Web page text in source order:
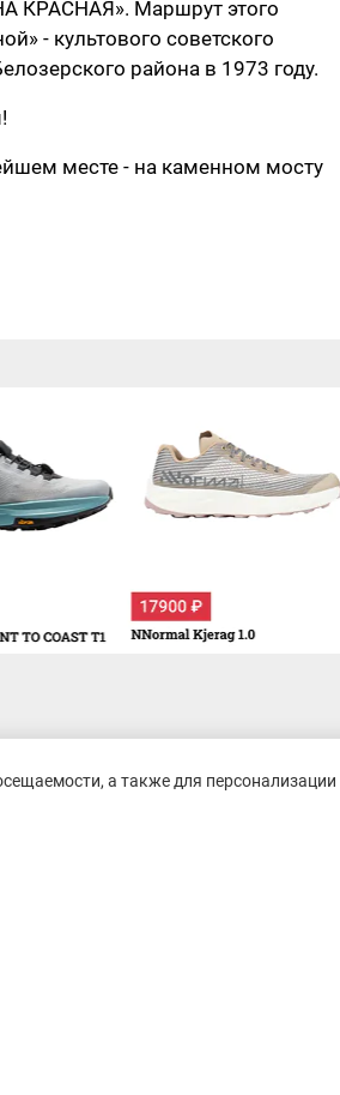
КРАСНАЯ». Маршрут этого
- культового советского
района в 1973 году.
месте - на каменном мосту
а также для персонализации